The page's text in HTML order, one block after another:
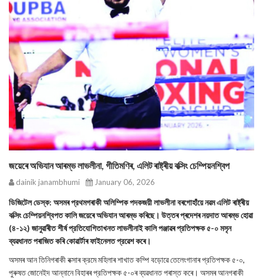
জয়েৰে অভিযান আৰম্ভ লাভলীনা, গীতিমণিৰ, এলিট ৰাষ্ট্ৰীয় বক্সিং চেম্পিয়নশ্বিপ
dainik janambhumi January 06, 2026
ডিজিটেল ডেস্ক: অসমৰ প্রথমগৰাকী অলিম্পিক পদকজয়ী লাভলীনা বৰগোহাঁয়ে নৱম এলিট ৰাষ্ট্ৰীয়
বক্সিং চেম্পিয়নশ্বিপত কালি জয়েৰে অভিযান আৰম্ভ কৰিছে। উত্তৰ প্ৰদেশৰ নয়দাত আৰম্ভ হোৱা
(৪-১২) জানুৱাৰীত শীর্ষ প্রতিযোগিতাখনত লাভলীনাই কালি পঞ্জাৱৰ প্রতিপক্ষক ৫-০ মসৃন
ব্যৱধানত পৰাজিত কৰি কোৱার্টাৰ ফাইনেলত প্রৱেশ কৰে।
অসমৰ আন তিনিগৰাকী বক্সাৰ ক্রমে মহিলাৰ শাখাত কম্পি বড়োৱে তেলেংগানাৰ প্রতিপক্ষক ৫-০,
পুৰুষত জোনেইদ আন্নানে বিহাৰৰ প্রতিপক্ষক ৫-০ৰ ব্যৱধানত পৰাস্ত কৰে। অসমৰ আনগৰাকী